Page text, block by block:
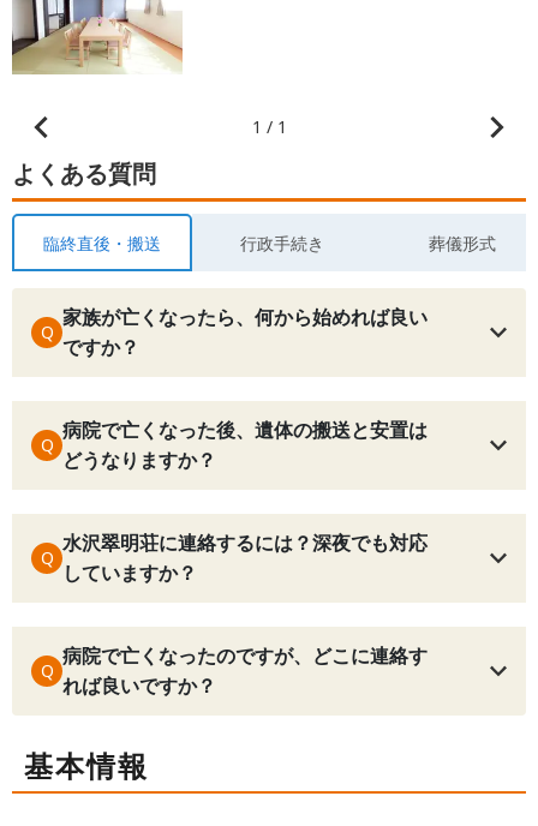
1 / 1
よくある質問
臨終直後・搬送 行政手続き 葬儀形式
Q
家族が亡くなったら、何から始めれば良い
ですか？
Q
病院で亡くなった後、遺体の搬送と安置は
どうなりますか？
Q
水沢翠明荘に連絡するには？深夜でも対応
していますか？
Q
病院で亡くなったのですが、どこに連絡す
れば良いですか？
基本情報